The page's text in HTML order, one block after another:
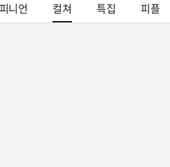
니언 컬쳐 특집 피플